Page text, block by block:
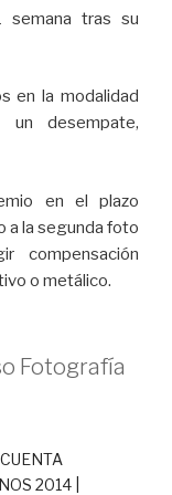
semana tras su
en la modalidad
un desempate,
en el plazo
a la segunda foto
compensación
o metálico.
Fotografía
2014 |